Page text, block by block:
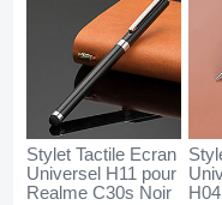
Stylet Tactile Ecran
Universel H11 pour
Realme C30s Noir